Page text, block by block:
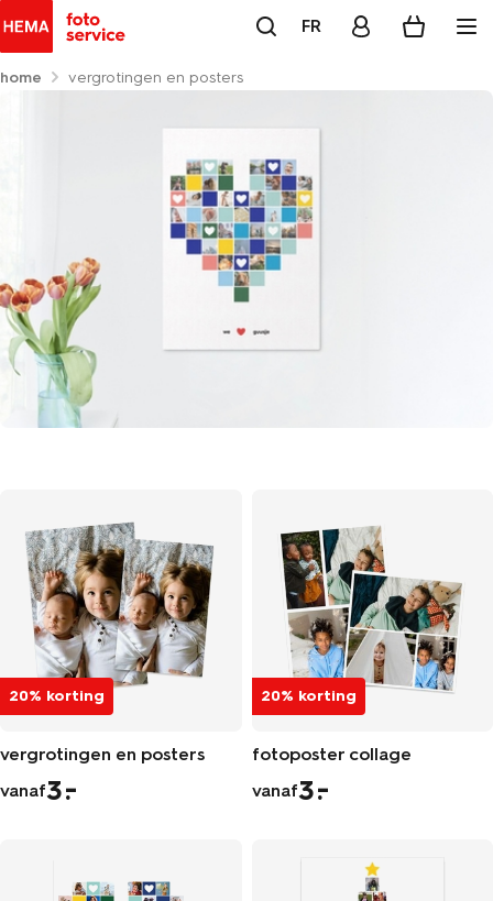
FR
home vergrotingen en posters
20% korting
vergrotingen en posters
vanaf3
20% korting
fotoposter collage
vanaf3